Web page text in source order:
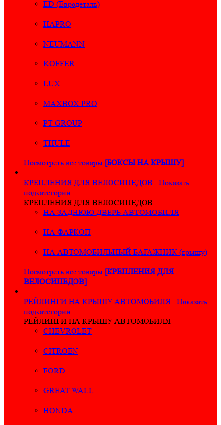
ED (Евродеталь)
HAPRO
NEUMANN
KOFFER
LUX
MAXBOX PRO
PT GROUP
THULE
Посмотреть все товары [БОКСЫ НА КРЫШУ]
КРЕПЛЕНИЯ ДЛЯ ВЕЛОСИПЕДОВ
Показать
подкатегории
КРЕПЛЕНИЯ ДЛЯ ВЕЛОСИПЕДОВ
НА ЗАДНЮЮ ДВЕРЬ АВТОМОБИЛЯ
НА ФАРКОП
НА АВТОМОБИЛЬНЫЙ БАГАЖНИК (крышу)
Посмотреть все товары [КРЕПЛЕНИЯ ДЛЯ
ВЕЛОСИПЕДОВ]
РЕЙЛИНГИ НА КРЫШУ АВТОМОБИЛЯ
Показать
подкатегории
РЕЙЛИНГИ НА КРЫШУ АВТОМОБИЛЯ
CHEVROLET
CITROEN
FORD
GREAT WALL
HONDA